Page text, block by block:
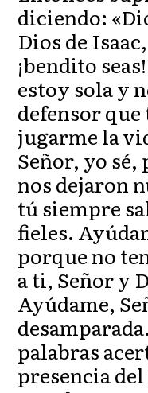
diciendo:
Dios de
¡bendito
estoy sola y
defensor
jugarme la
Señor, yo
nos dejaron
tú siempre
fieles.
porque no
a ti, Señor y
Ayúdame,
palabras
presencia